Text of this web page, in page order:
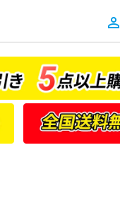
person_outline